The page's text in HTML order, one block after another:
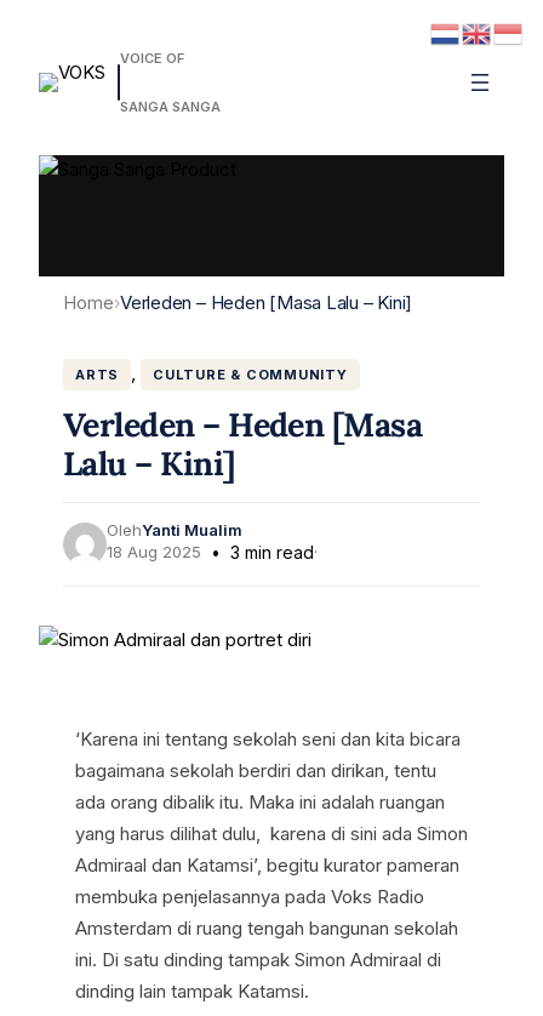
VOICE OF
SANGA SANGA
Home›Verleden – Heden [Masa Lalu – Kini]
ARTS , CULTURE & COMMUNITY
Verleden – Heden [Masa
Lalu – Kini]
OlehYanti Mualim
18 Aug 2025
3 min read·
‘Karena ini tentang sekolah seni dan kita bicara
bagaimana sekolah berdiri dan dirikan, tentu
ada orang dibalik itu. Maka ini adalah ruangan
yang harus dilihat dulu, karena di sini ada Simon
Admiraal dan Katamsi’, begitu kurator pameran
membuka penjelasannya pada Voks Radio
Amsterdam di ruang tengah bangunan sekolah
ini. Di satu dinding tampak Simon Admiraal di
dinding lain tampak Katamsi.